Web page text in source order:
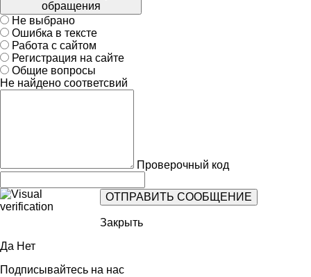
обращения
Не выбрано
Ошибка в тексте
Работа с сайтом
Регистрация на сайте
Общие вопросы
Не найдено соответсвий
Проверочный код
Закрыть
Да Нет
Подписывайтесь на нас